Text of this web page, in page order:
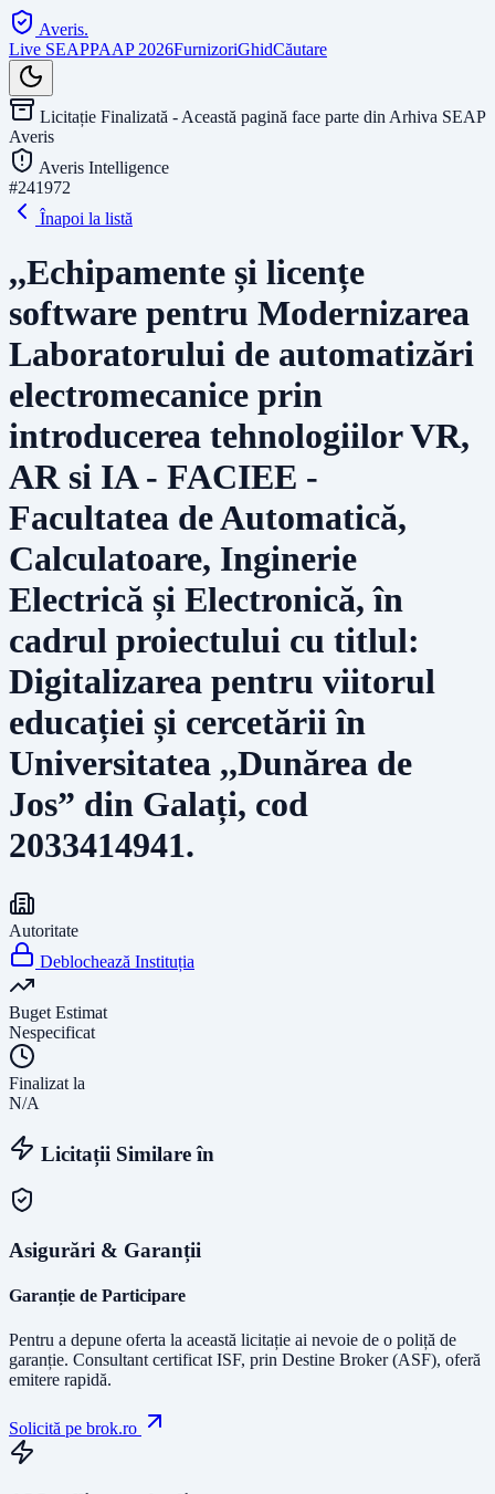
Averis.
Live SEAPPAAP 2026FurnizoriGhidCăutare
Licitație Finalizată - Această pagină face parte din Arhiva SEAP
Averis
Averis Intelligence
#241972
Înapoi la listă
,,Echipamente și licențe
software pentru Modernizarea
Laboratorului de automatizări
electromecanice prin
introducerea tehnologiilor VR,
AR si IA - FACIEE -
Facultatea de Automatică,
Calculatoare, Inginerie
Electrică și Electronică, în
cadrul proiectului cu titlul:
Digitalizarea pentru viitorul
educației și cercetării în
Universitatea ,,Dunărea de
Jos” din Galați, cod
2033414941.
Autoritate
Deblochează Instituția
Buget Estimat
Nespecificat
Finalizat la
N/A
Licitații Similare în
Asigurări & Garanții
Garanție de Participare
Pentru a depune oferta la această licitație ai nevoie de o poliță de
garanție. Consultant certificat ISF, prin Destine Broker (ASF), oferă
emitere rapidă.
Solicită pe brok.ro